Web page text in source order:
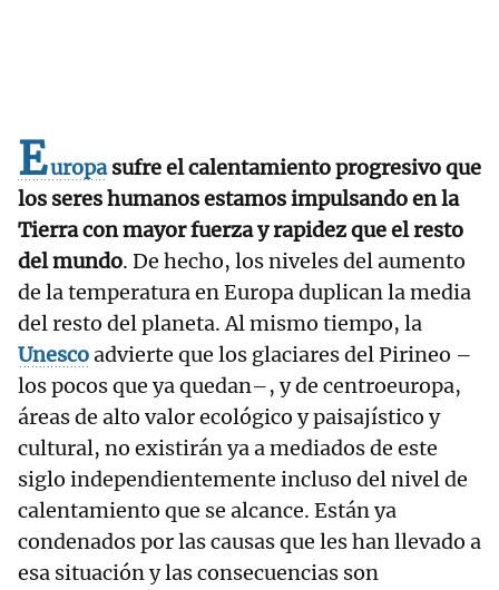
Europa sufre el calentamiento progresivo que
los seres humanos estamos impulsando en la
Tierra con mayor fuerza y rapidez que el resto
del mundo. De hecho, los niveles del aumento
de la temperatura en Europa duplican la media
del resto del planeta. Al mismo tiempo, la
Unescoadvierte que los glaciares del Pirineo –
los pocos que ya quedan–, y de centroeuropa,
áreas de alto valor ecológico y paisajístico y
cultural, no existirán ya a mediados de este
siglo independientemente incluso del nivel de
calentamiento que se alcance. Están ya
condenados por las causas que les han llevado a
esa situación y las consecuencias son